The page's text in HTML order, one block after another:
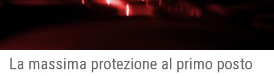
La massima protezione al primo posto